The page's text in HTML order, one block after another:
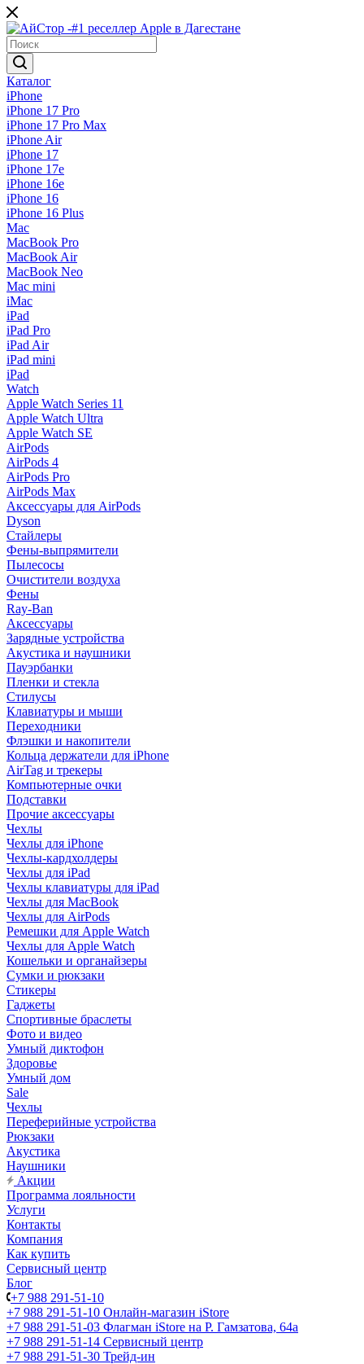
Каталог
iPhone
iPhone 17 Pro
iPhone 17 Pro Max
iPhone Air
iPhone 17
iPhone 17e
iPhone 16e
iPhone 16
iPhone 16 Plus
Mac
MacBook Pro
MacBook Air
MacBook Neo
Mac mini
iMac
iPad
iPad Pro
iPad Air
iPad mini
iPad
Watch
Apple Watch Series 11
Apple Watch Ultra
Apple Watch SE
AirPods
AirPods 4
AirPods Pro
AirPods Max
Аксессуары для AirPods
Dyson
Стайлеры
Фены-выпрямители
Пылесосы
Очистители воздуха
Фены
Ray-Ban
Аксессуары
Зарядные устройства
Акустика и наушники
Пауэрбанки
Пленки и стекла
Стилусы
Клавиатуры и мыши
Переходники
Флэшки и накопители
Кольца держатели для iPhone
AirTag и трекеры
Компьютерные очки
Подставки
Прочие аксессуары
Чехлы
Чехлы для iPhone
Чехлы-кардхолдеры
Чехлы для iPad
Чехлы клавиатуры для iPad
Чехлы для MacBook
Чехлы для AirPods
Ремешки для Apple Watch
Чехлы для Apple Watch
Кошельки и органайзеры
Сумки и рюкзаки
Стикеры
Гаджеты
Спортивные браслеты
Фото и видео
Умный диктофон
Здоровье
Умный дом
Sale
Чехлы
Переферийные устройства
Рюкзаки
Акустика
Наушники
Акции
Программа лояльности
Услуги
Контакты
Компания
Как купить
Сервисный центр
Блог
+7 988 291-51-10
+7 988 291-51-10 Онлайн-магазин iStore
+7 988 291-51-03 Флагман iStore на Р. Гамзатова, 64а
+7 988 291-51-14 Сервисный центр
+7 988 291-51-30 Трейд-ин